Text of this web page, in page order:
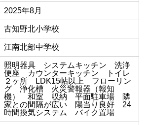
2025年8月
古知野北小学校
江南北部中学校
照明器具 システムキッチン 洗浄
便座 カウンターキッチン トイレ
２ヶ所 LDK15帖以上 フローリン
グ 浄化槽 火災警報器（報知
機） 和室 収納 平面駐車場 隣
家との間隔が広い 陽当り良好 24
時間換気システム バイク置場